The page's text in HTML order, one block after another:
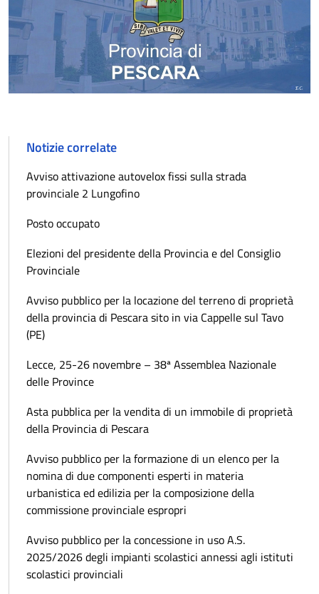
Notizie correlate
Avviso attivazione autovelox fissi sulla strada
provinciale 2 Lungofino
Posto occupato
Elezioni del presidente della Provincia e del Consiglio
Provinciale
Avviso pubblico per la locazione del terreno di proprietà
della provincia di Pescara sito in via Cappelle sul Tavo
(PE)
Lecce, 25-26 novembre – 38ª Assemblea Nazionale
delle Province
Asta pubblica per la vendita di un immobile di proprietà
della Provincia di Pescara
Avviso pubblico per la formazione di un elenco per la
nomina di due componenti esperti in materia
urbanistica ed edilizia per la composizione della
commissione provinciale espropri
Avviso pubblico per la concessione in uso A.S.
2025/2026 degli impianti scolastici annessi agli istituti
scolastici provinciali